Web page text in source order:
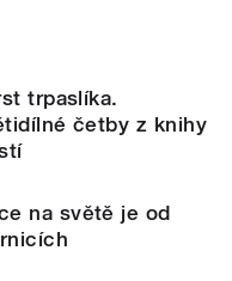
trpaslíka.
četby z knihy
na světě je od